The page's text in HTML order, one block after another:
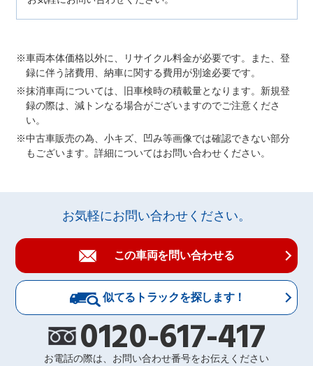
車両本体価格以外に、リサイクル料金が必要です。また、登
録に伴う諸費用、納車に関する費用が別途必要です。
抹消車両については、旧車検時の積載量となります。新規登
録の際は、減トンなる場合がございますのでご注意くださ
い。
中古車販売の為、小キズ、凹み等画像では確認できない部分
もございます。詳細についてはお問い合わせください。
お気軽にお問い合わせください。
この車両を問い合わせる
似てるトラックを探します！
0120-617-417
お電話の際は、お問い合わせ番号をお伝えください